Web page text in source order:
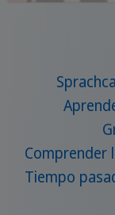
Comprender
Tiempo